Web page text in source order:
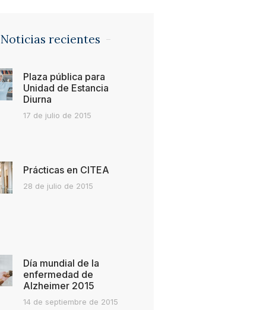
Noticias recientes
Plaza pública para
Unidad de Estancia
Diurna
17 de julio de 2015
Prácticas en CITEA
28 de julio de 2015
Día mundial de la
enfermedad de
Alzheimer 2015
14 de septiembre de 2015